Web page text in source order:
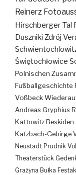
Reinerz
Hirschberger Tal
Duszniki Zdrój
Świętochłowice
Polnischen
Fußballgeschichte
Voßbeck
Andreas Gryphius
Kattowitz Beskiden
Katzbach-Gebirge
Neustadt Prudnik
Theaterstück
Grażyna Bułka